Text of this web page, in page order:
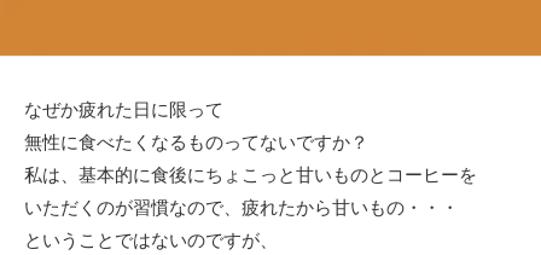
なぜか疲れた日に限って
無性に食べたくなるものってないですか？
私は、基本的に食後にちょこっと甘いものとコーヒーを
いただくのが習慣なので、疲れたから甘いもの・・・
ということではないのですが、